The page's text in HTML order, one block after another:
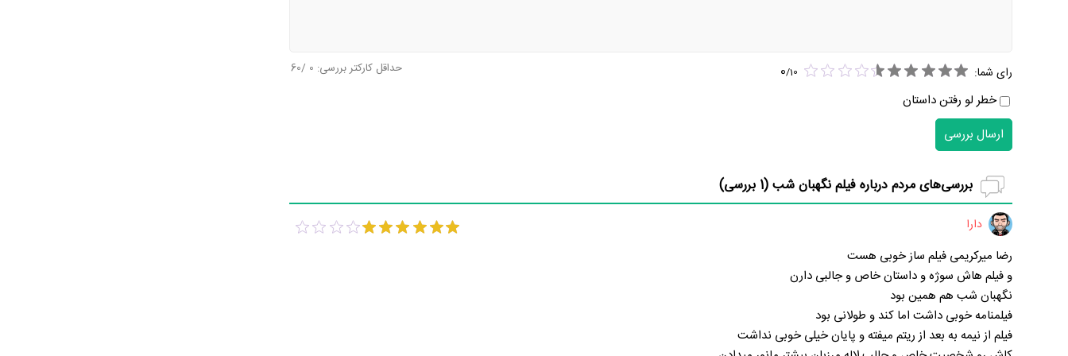
رای شما: 0/10
خطر لو رفتن داستان
حداقل کارکتر بررسی: 0
/60
ارسال بررسی
بررسی‌های مردم درباره فیلم نگهبان شب (1 بررسی)
دارا
رضا میرکریمی فیلم ساز خوبی هست
و فیلم هاش سوژه و داستان خاص و جالبی دارن
نگهبان شب هم همین بود
فیلمنامه خوبی داشت اما کند و طولانی بود
فیلم از نیمه به بعد از ریتم میفته و پایان خیلی خوبی نداشت